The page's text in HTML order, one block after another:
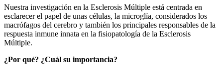
Nuestra investigación en la Esclerosis Múltiple está centrada en
esclarecer el papel de unas células, la microglía, considerados los
macrófagos del cerebro y también los principales responsables de la
respuesta inmune innata en la fisiopatología de la Esclerosis
Múltiple.
¿Por qué? ¿Cuál su importancia?